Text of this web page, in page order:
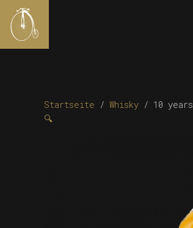
Startseite / Whisky / 10 years
🔍